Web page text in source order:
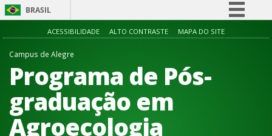
BRASIL
Simplifique!
Participe
Acesso à informação
ACESSIBILIDADE ALTO CONTRASTE MAPA DO SITE
Campus de Alegre
Programa de Pós-
graduação em
Agroecologia